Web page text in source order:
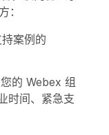
：
案例的
的 Webex 组
时间、紧急支